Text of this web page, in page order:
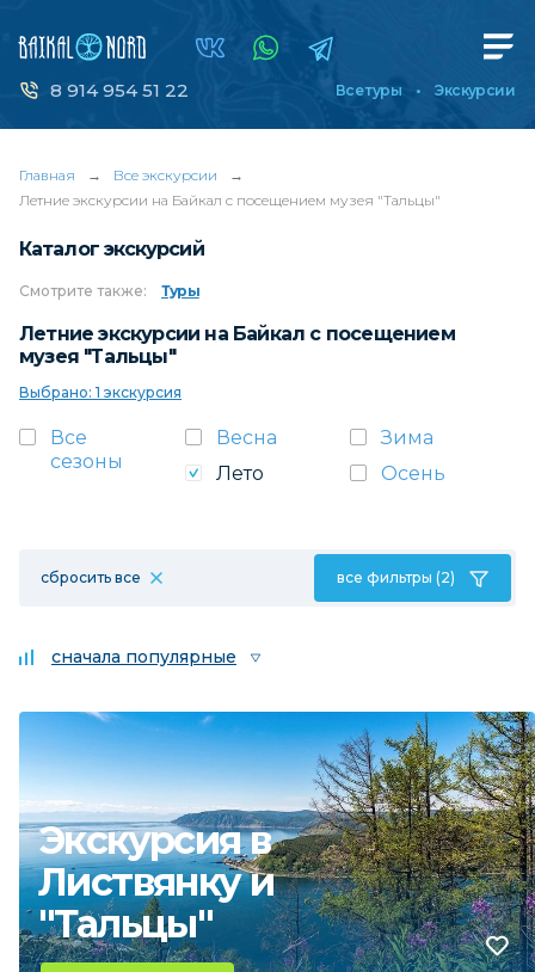
8 914 954 51 22 Все туры Экскурсии
Главная → Все экскурсии
→
Летние экскурсии на Байкал с посещением музея "Тальцы"
Каталог экскурсий
Смотрите также: Туры
Летние экскурсии на Байкал с посещением
музея "Тальцы"
Выбрано: 1 экскурсия
Все
сезоны
Весна
Зима
Лето
Осень
сбросить все все фильтры (2)
сначала популярные
Экскурсия в
Листвянку и
"Тальцы"